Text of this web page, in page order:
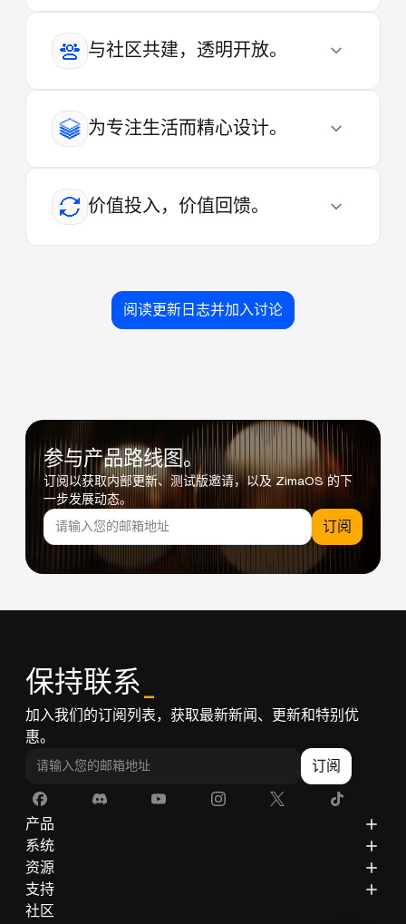
与社区共建，透明开放。
为专注生活而精心设计。
价值投入，价值回馈。
阅读更新日志并加入讨论
参与产品路线图。
订阅以获取内部更新、测试版邀请，以及 ZimaOS 的下
一步发展动态。
订阅
保持联系
加入我们的订阅列表，获取最新新闻、更新和特别优
惠。
订阅
产品
ZimaCube
ZimaBoard 2
ZimaBoard
ZimaBlade
系统
ZimaOS
CasaOS
资源
博客
文档
支持
隐私政策
社区